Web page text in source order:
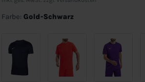
Farbe: Gold-Schwarz